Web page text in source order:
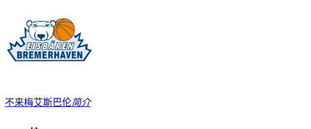
不来梅艾斯巴伦简介